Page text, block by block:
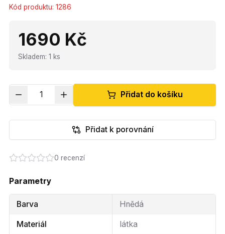
Kód produktu: 1286
1690 Kč
Skladem: 1 ks
1 Přidat do košíku
Přidat k porovnání
0 recenzí
Parametry
Barva Hnědá
Materiál látka